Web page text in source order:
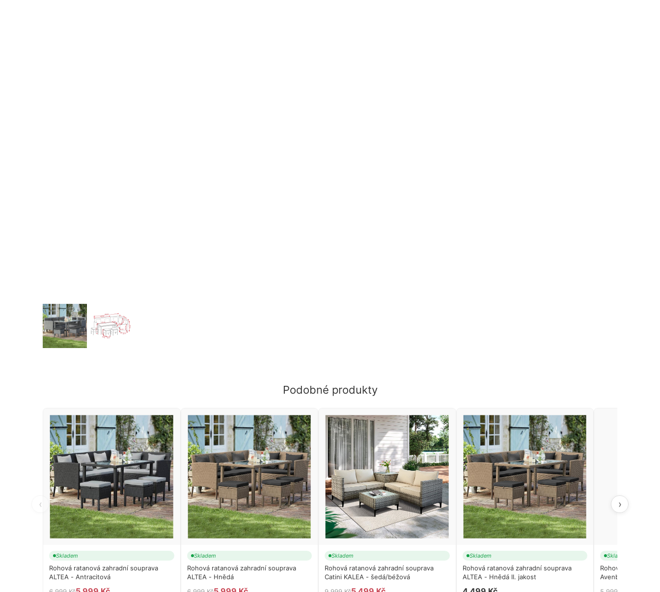
Podobné produkty
Skladem
Rohová ratanová zahradní souprava
ALTEA - Antracitová
Skladem
Rohová ratanová zahradní souprava
ALTEA - Hnědá
Skladem
Rohová ratanová zahradní souprava
Catini KALEA - šedá/béžová
Skladem
Rohová ratanová zahradní souprava
ALTEA - Hnědá II. jakost
Skladem
Rohová ratanová
Avenberg Calypso
‹ ›